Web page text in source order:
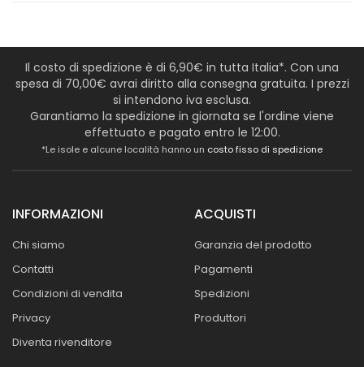
Il costo di spedizione è di 6,90€ in tutta Italia*. Con una
spesa di 70,00€ avrai diritto alla consegna gratuita. I prezzi
si intendono iva esclusa.
Garantiamo la spedizione in giornata se l'ordine viene
effettuato e pagato entro le 12:00.
*Le isole e alcune località hanno un costo fisso di spedizione
INFORMAZIONI
Chi siamo
Contatti
Condizioni di vendita
Privacy
Diventa rivenditore
ACQUISTI
Garanzia del prodotto
Pagamenti
Spedizioni
Produttori